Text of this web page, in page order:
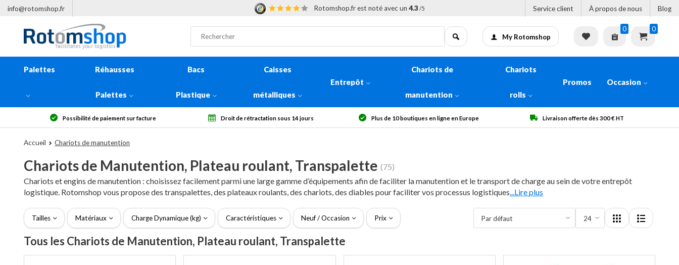
info@rotomshop.fr Rotomshop.fr est noté avec un 4.3 /5 Service client À propos de nous Blog
My Rotomshop
0 0
Palettes Réhausses
Palettes
Bacs
Plastique
Caisses
métalliques
Entrepôt
Chariots de
manutention
Chariots
rolls
Promos Occasion
Droit de rétractation sous 14 jours Plus de 10 boutiques en ligne en Europe Livraison offerte dès 300 € HT Qualité garantie
Accueil Chariots de manutention
Chariots de Manutention, Plateau roulant, Transpalette (75)
Chariots et engins de manutention : choisissez facilement parmi une large gamme d’équipements afin de faciliter la manutention et le transport de charge au sein de votre entrepôt
logistique. Rotomshop vous propose des transpalettes, des plateaux roulants, des chariots, des diables pour faciliter vos processus logistiques...Lire plus
Tailles Matériaux Charge Dynamique (kg) Caractéristiques Neuf / Occasion Prix
Tous les Chariots de Manutention, Plateau roulant, Transpalette